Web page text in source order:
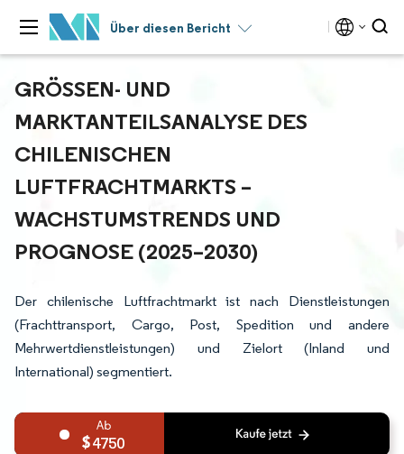
Über diesen Bericht
GRÖSSEN- UND M
ARKTANTEILSANALYSE DES C
HILENISCHEN L
UFTFRACHTMARKTS – W
ACHSTUMSTRENDS UND P
ROGNOSE (2025–2030)
Der chilenische Luftfrachtmarkt ist nach Dienstleistungen
(Frachttransport, Cargo, Post, Spedition und andere
Mehrwertdienstleistungen) und Zielort (Inland und
International) segmentiert.
4750